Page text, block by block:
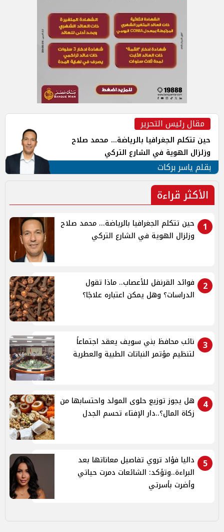
مقال رئيس التحرير
حين تتكلم الجغرافيا بالرياضة... محمد صلاح
وزلزال الهوية في الشارع التركي
بقلم ياسر بركات
الأكثر قراءة
1
حين تتكلم الجغرافيا بالرياضة... محمد صلاح
وزلزال الهوية في الشارع التركي
2
فوائد القرنفل للأعصاب.. ماذا تقول
الدراسات؟ وهل يمكن اعتباره علاجًا؟
3
نائب محافظ بني سويف يعقد اجتماعاً
لتنظيم مؤتمر النباتات الطبية والعطرية
4
هل يجوز توزيع حلوى المولد واحتسابها من
زكاة المال؟..دار الإفتاء تحسم الجدل
5
داليا فؤاد تروي تفاصيل معاناتها بعد
البراءة..وتؤكد: الشائعات دمرت حياتي
وأضرت بأسرتي